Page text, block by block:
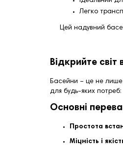
Легко
Цей надувний
Відкрийте
Басейни – це не лише
для будь-яких
Основні
Простота
Міцність і